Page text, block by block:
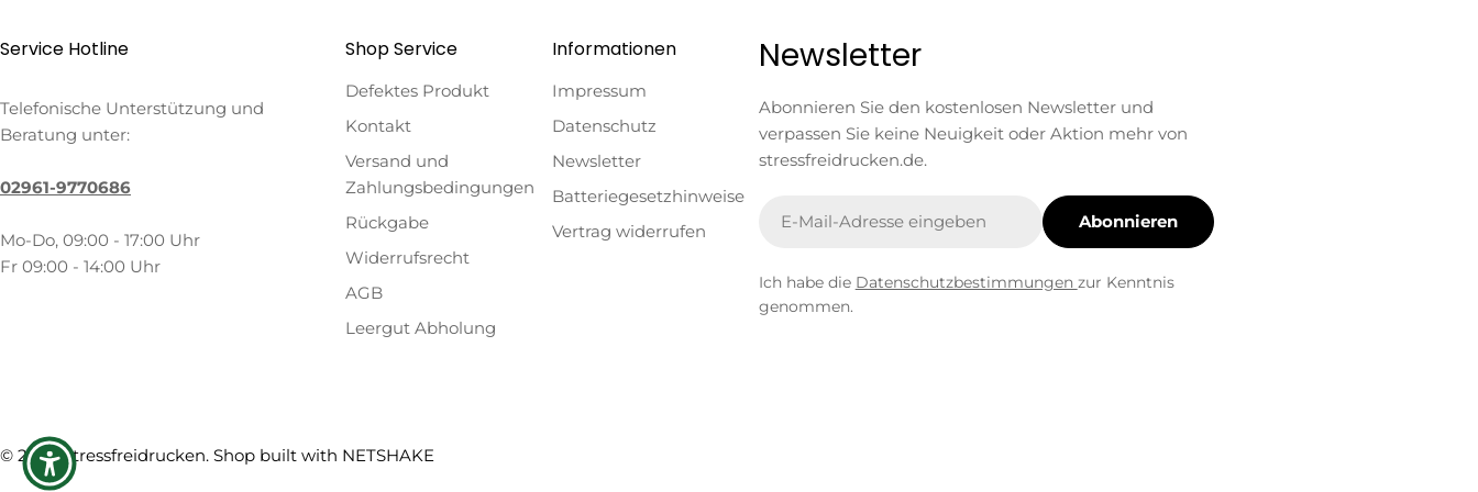
Service Hotline
Telefonische Unterstützung und
Beratung unter:
02961-9770686
Mo-Do, 09:00 - 17:00 Uhr
Fr 09:00 - 14:00 Uhr
Shop Service
Defektes Produkt
Kontakt
Versand und
Zahlungsbedingungen
Rückgabe
Widerrufsrecht
AGB
Leergut Abholung
Informationen
Impressum
Datenschutz
Newsletter
Batteriegesetzhinweise
Vertrag widerrufen
Newsletter
Abonnieren Sie den kostenlosen Newsletter und
verpassen Sie keine Neuigkeit oder Aktion mehr von
stressfreidrucken.de.
Mail
Abonnieren
Ich habe die Datenschutzbestimmungen zur Kenntnis
genommen.
© 2026Stressfreidrucken. Shop built with NETSHAKE